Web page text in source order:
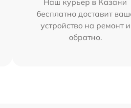
Наш курьер в Казани
бесплатно доставит
устройство на ремонт и
обратно.